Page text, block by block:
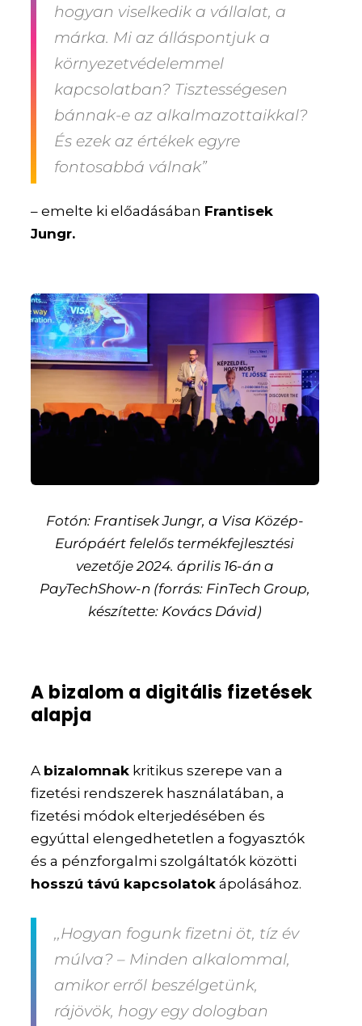
hogyan viselkedik a vállalat, a
márka. Mi az álláspontjuk a
környezetvédelemmel
kapcsolatban? Tisztességesen
bánnak-e az alkalmazottaikkal?
És ezek az értékek egyre
fontosabbá válnak”
– emelte ki előadásában Frantisek
Jungr.
Fotón: Frantisek Jungr, a Visa Közép-
Európáért felelős termékfejlesztési
vezetője 2024. április 16-án a
PayTechShow-n (forrás: FinTech Group,
készítette: Kovács Dávid)
A bizalom a digitális fizetések
alapja
A bizalomnak kritikus szerepe van a
fizetési rendszerek használatában, a
fizetési módok elterjedésében és
egyúttal elengedhetetlen a fogyasztók
és a pénzforgalmi szolgáltatók közötti
hosszú távú kapcsolatok ápolásához.
,,Hogyan fogunk fizetni öt, tíz év
múlva? – Minden alkalommal,
amikor erről beszélgetünk,
rájövök, hogy egy dologban